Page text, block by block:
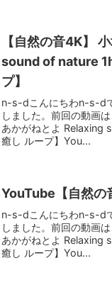
【自然の音4K】
sound of nature
プ】
n-s-dこんにちわn-s-d
しました。前回の動画
あかがねとよ Relaxing
癒し ループ】You...
YouTube【自然の
n-s-dこんにちわn-s-d
しました。前回の動画
あかがねとよ Relaxing
癒し ループ】You...